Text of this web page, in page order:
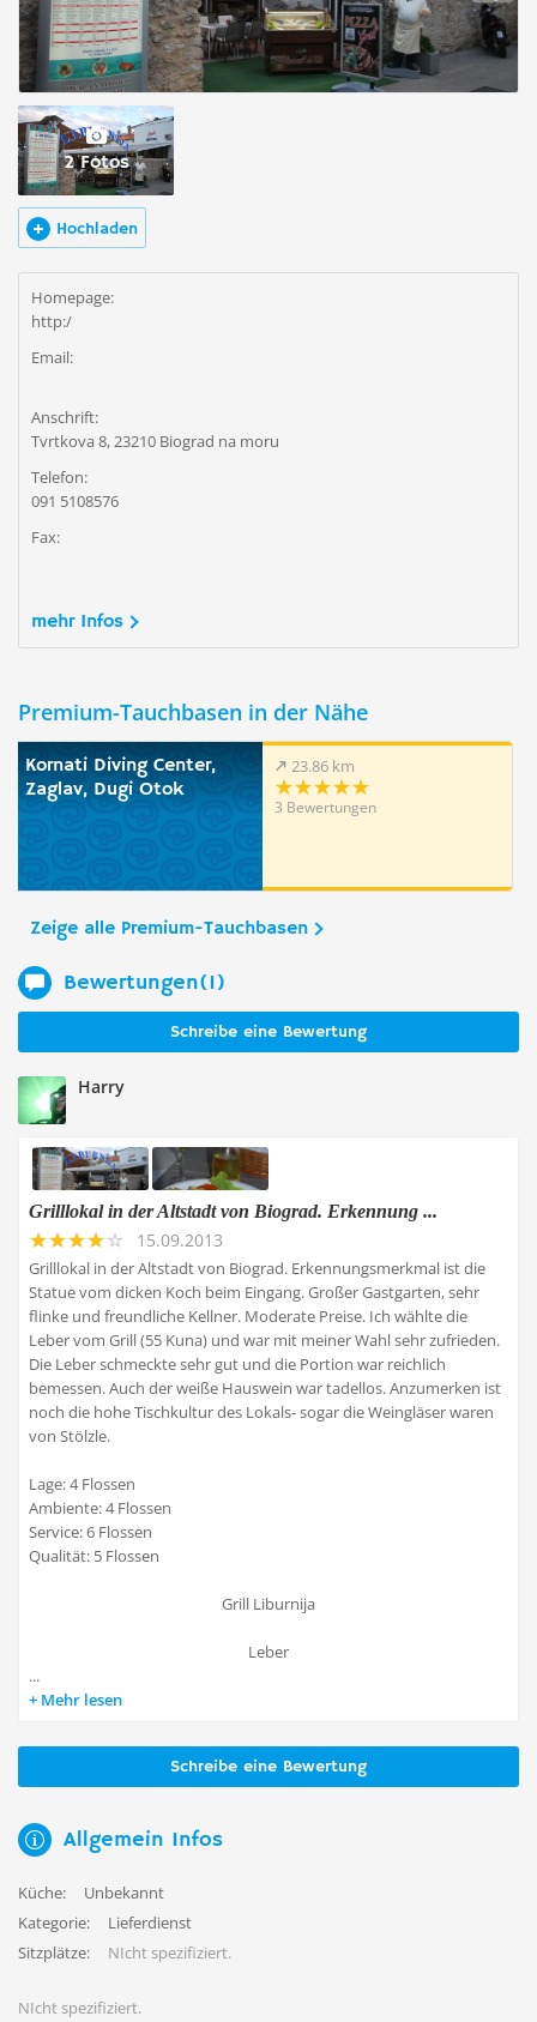
2 Fotos
Hochladen
Homepage:
http:/
Email:
Anschrift:
Tvrtkova 8, 23210 Biograd na moru
Telefon:
091 5108576
Fax:
mehr Infos
Premium-Tauchbasen in der Nähe
Kornati Diving Center,
Zaglav, Dugi Otok
23.86 km
3 Bewertungen
Zeige alle Premium-Tauchbasen
Bewertungen(1)
Schreibe eine Bewertung
Harry
Grilllokal in der Altstadt von Biograd. Erkennung ...
15.09.2013
Grilllokal in der Altstadt von Biograd. Erkennungsmerkmal ist die
Statue vom dicken Koch beim Eingang. Großer Gastgarten, sehr
flinke und freundliche Kellner. Moderate Preise. Ich wählte die
Leber vom Grill (55 Kuna) und war mit meiner Wahl sehr zufrieden.
Die Leber schmeckte sehr gut und die Portion war reichlich
bemessen. Auch der weiße Hauswein war tadellos. Anzumerken ist
noch die hohe Tischkultur des Lokals- sogar die Weingläser waren
von Stölzle.
Lage: 4 Flossen
Ambiente: 4 Flossen
Service: 6 Flossen
Qualität: 5 Flossen
Grill Liburnija
Leber
...
Mehr lesen
Schreibe eine Bewertung
Allgemein Infos
Küche:
Unbekannt
Kategorie:
Lieferdienst
Sitzplätze:
NIcht spezifiziert.
NIcht spezifiziert.